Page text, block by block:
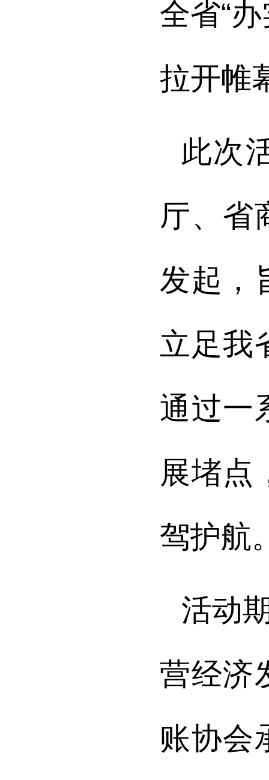
全省“
拉开帷
此次
厅、省
发起，
立足我
通过一
展堵点
驾护航
活动
营经济
账协会